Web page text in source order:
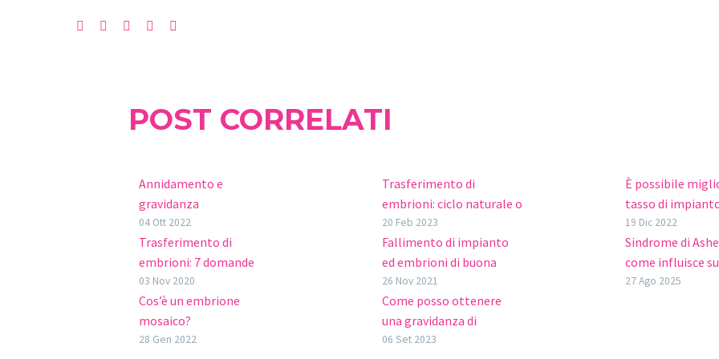
POST CORRELATI
Annidamento e
gravidanza
Il rapporto tra
l’embrione e
l’endometrio è uno dei
processi più affascinanti
che avvengono
all’interno del corpo
umano. L’endometrio è…
04 Ott 2022
Trasferimento di
embrioni: ciclo naturale o
sostituito?
Il trasferimento
embrionale è uno degli
ultimi passaggi del
trattamento di
fecondazione in vitro
(FIV), quindi non è
20 Feb 2023
È possibile
tasso di
embrionale?
L’impianto, o
è l’ultimo passo
embrione deve
19 Dic 2022
Trasferimento di
embrioni: 7 domande
frequenti
La Fecondazione In Vitro
(FIV) è un trattamento di
riproduzione assistita
03 Nov 2020
Fallimento di impianto
ed embrioni di buona
qualità
Quando una coppia o una
donna stanno
realizzando un
26 Nov 2021
Sindrome di
come influisce
successo della
27 Ago 2025
Cos’è un embrione
mosaico?
Sempre più coppie o
28 Gen 2022
Come posso ottenere
una gravidanza di
successo se ho la
06 Set 2023